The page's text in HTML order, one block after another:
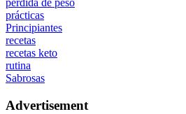
pérdida de peso
prácticas
Principiantes
recetas
recetas keto
rutina
Sabrosas
Advertisement